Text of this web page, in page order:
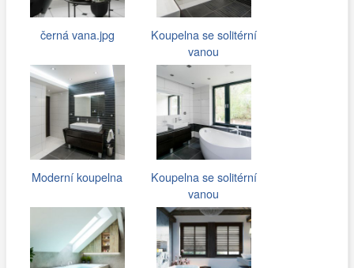
černá vana.jpg
Koupelna se solitérní
vanou
Moderní koupelna
Koupelna se solitérní
vanou